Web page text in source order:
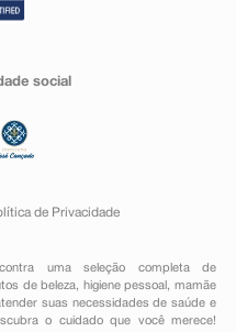
social
de Privacidade
uma seleção completa de
de beleza, higiene pessoal ,mamãe
suas necessidades de saúde e
o cuidado que você merece!